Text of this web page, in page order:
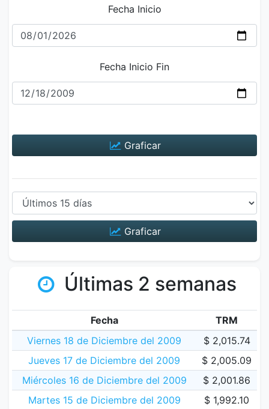
Fecha Inicio
Fecha Inicio Fin
Graficar
Graficar
Últimas 2 semanas
Fecha
TRM
Viernes 18 de Diciembre del 2009
$ 2,015.74
Jueves 17 de Diciembre del 2009
$ 2,005.09
Miércoles 16 de Diciembre del 2009
$ 2,001.86
Martes 15 de Diciembre del 2009
$ 1,992.10